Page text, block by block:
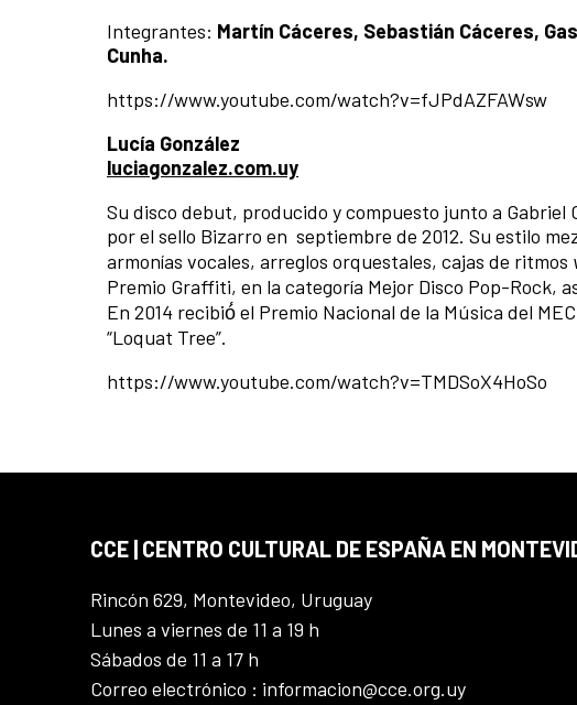
Integrantes: Martín Cáceres, Sebastián Cáceres,
Cunha.
https://www.youtube.com/watch?v=fJPdAZFAWsw
Lucía González
luciagonzalez.com.uy
Su disco debut, producido y compuesto junto a
por el sello Bizarro en septiembre de 2012. Su estilo
armonías vocales, arreglos orquestales, cajas de ritmos
Premio Graffiti, en la categoría Mejor Disco Pop-Rock,
En 2014 recibió́ el Premio Nacional de la Música del
“Loquat Tree”.
https://www.youtube.com/watch?v=TMDSoX4HoSo
CCE | CENTRO CULTURAL DE ESPAÑA EN
Rincón 629, Montevideo, Uruguay
Lunes a viernes de 11 a 19 h
Sábados de 11 a 17 h
Correo electrónico : informacion@cce.org.uy